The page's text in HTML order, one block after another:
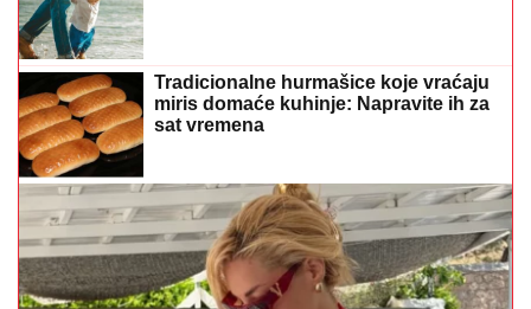
Tradicionalne hurmašice koje vraćaju
miris domaće kuhinje: Napravite ih za
sat vremena